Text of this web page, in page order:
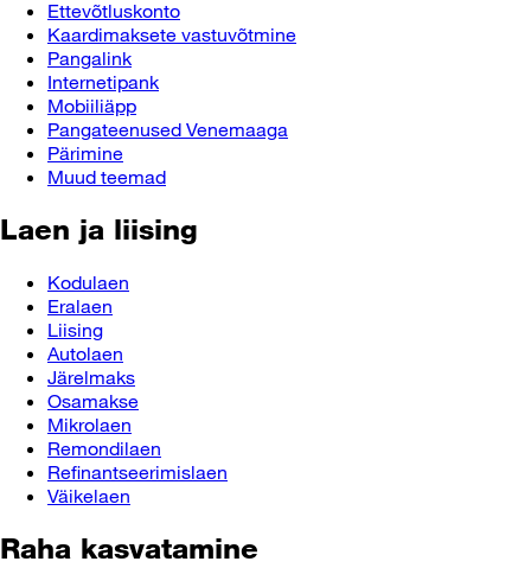
Ettevõtluskonto
Kaardimaksete vastuvõtmine
Pangalink
Internetipank
Mobiiliäpp
Pangateenused Venemaaga
Pärimine
Muud teemad
Laen ja liising
Kodulaen
Eralaen
Liising
Autolaen
Järelmaks
Osamakse
Mikrolaen
Remondilaen
Refinantseerimislaen
Väikelaen
Raha kasvatamine